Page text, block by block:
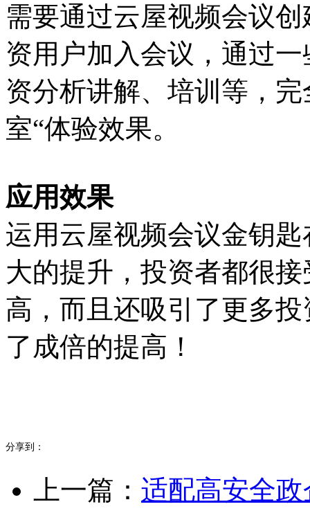
需要通过云屋视频会议
资用户加入会议，通过
资分析讲解、培训等，
室“体验效果。
应用效果
运用云屋视频会议金钥
大的提升，投资者都很
高，而且还吸引了更多
了成倍的提高！
分享到：
上一篇： 适配高安全